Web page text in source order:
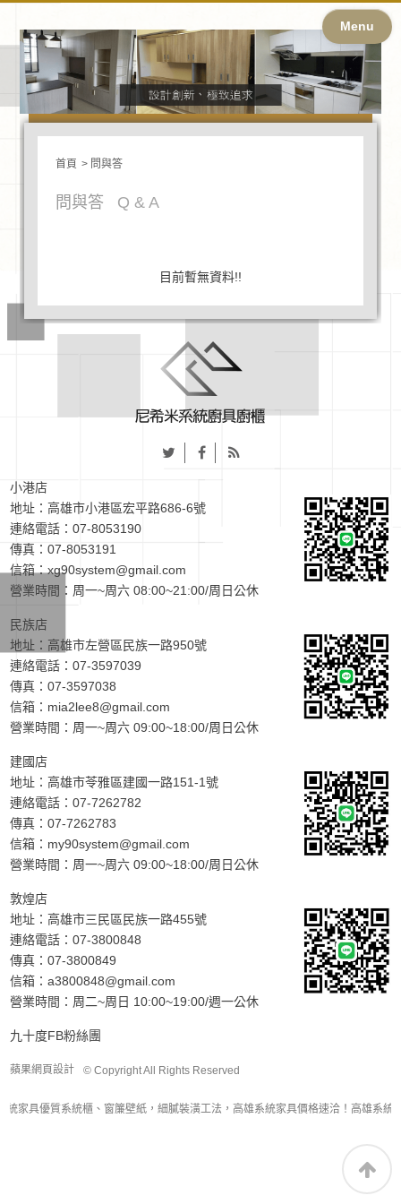
Menu
首頁 問與答
問與答 Q & A
目前暫無資料!!
小港店
地址：高雄市小港區宏平路686-6號
連絡電話：07-8053190
傳真：07-8053191
信箱：xg90system@gmail.com
營業時間：周一~周六 08:00~21:00/周日公休
民族店
地址： 高雄市左營區民族一路950號
連絡電話：07-3597039
傳真：07-3597038
信箱： mia2lee8@gmail.com
營業時間：周一~周六 09:00~18:00/周日公休
建國店
地址：高雄市苓雅區建國一路151-1號
連絡電話：07-7262782
傳真：07-7262783
信箱： my90system@gmail.com
營業時間：周一~周六 09:00~18:00/周日公休
敦煌店
地址：高雄市三民區民族一路455號
連絡電話：07-3800848
傳真：07-3800849
信箱：a3800848@gmail.com
營業時間：周二~周日 10:00~19:00/週一公休
九十度FB粉絲團
蘋果網頁設計 © Copyright All Rights Reserved
統家具優質系統櫃、窗簾壁紙，細膩裝潢工法，高雄系統家具價格速洽！高雄系